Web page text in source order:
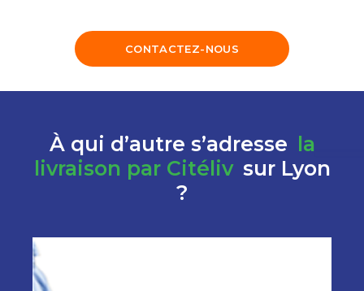
CONTACTEZ-NOUS
À qui d’autre s’adresse la
livraison par Citéliv sur Lyon
?